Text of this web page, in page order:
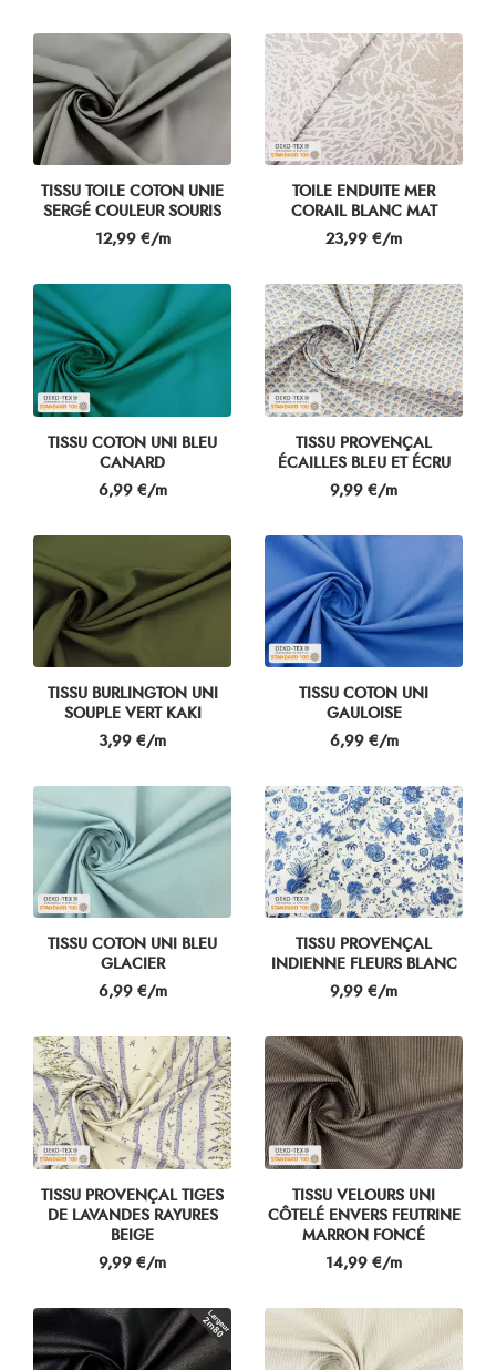
TISSU TOILE COTON UNIE
SERGÉ COULEUR SOURIS
Prix
12,99 €/m
TOILE ENDUITE MER
CORAIL BLANC MAT
Prix
23,99 €/m
TISSU COTON UNI BLEU
CANARD
Prix
6,99 €/m
TISSU PROVENÇAL
ÉCAILLES BLEU ET ÉCRU
Prix
9,99 €/m
TISSU BURLINGTON UNI
SOUPLE VERT KAKI
Prix
3,99 €/m
TISSU COTON UNI
GAULOISE
Prix
6,99 €/m
TISSU COTON UNI BLEU
GLACIER
Prix
6,99 €/m
TISSU PROVENÇAL
INDIENNE FLEURS BLANC
Prix
9,99 €/m
TISSU PROVENÇAL TIGES
DE LAVANDES RAYURES
BEIGE
Prix
9,99 €/m
TISSU VELOURS UNI
CÔTELÉ ENVERS FEUTRINE
MARRON FONCÉ
Prix
14,99 €/m